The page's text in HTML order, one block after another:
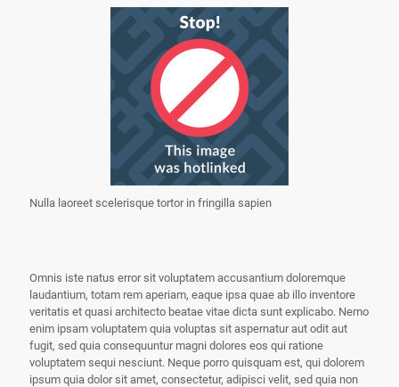
Nulla laoreet scelerisque tortor in fringilla sapien
Omnis iste natus error sit voluptatem accusantium doloremque
laudantium, totam rem aperiam, eaque ipsa quae ab illo inventore
veritatis et quasi architecto beatae vitae dicta sunt explicabo. Nemo
enim ipsam voluptatem quia voluptas sit aspernatur aut odit aut
fugit, sed quia consequuntur magni dolores eos qui ratione
voluptatem sequi nesciunt. Neque porro quisquam est, qui dolorem
ipsum quia dolor sit amet, consectetur, adipisci velit, sed quia non